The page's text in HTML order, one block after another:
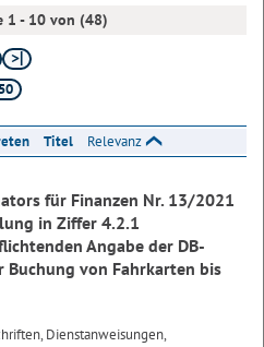
1 - 10 von (48)
50
Titel Relevanz
für Finanzen Nr. 13/2021
in Ziffer 4.2.1
Angabe der DB-
Buchung von Fahrkarten bis
Dienstanweisungen,